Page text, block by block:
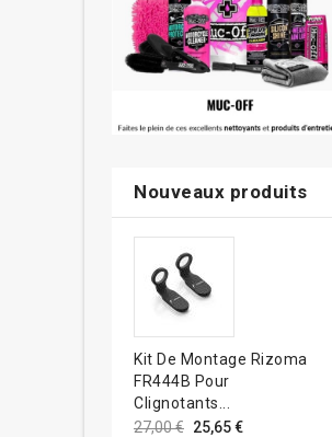
Nouveaux produits
Kit De Montage Rizoma
FR444B Pour
Clignotants...
27,00 € 25,65 €